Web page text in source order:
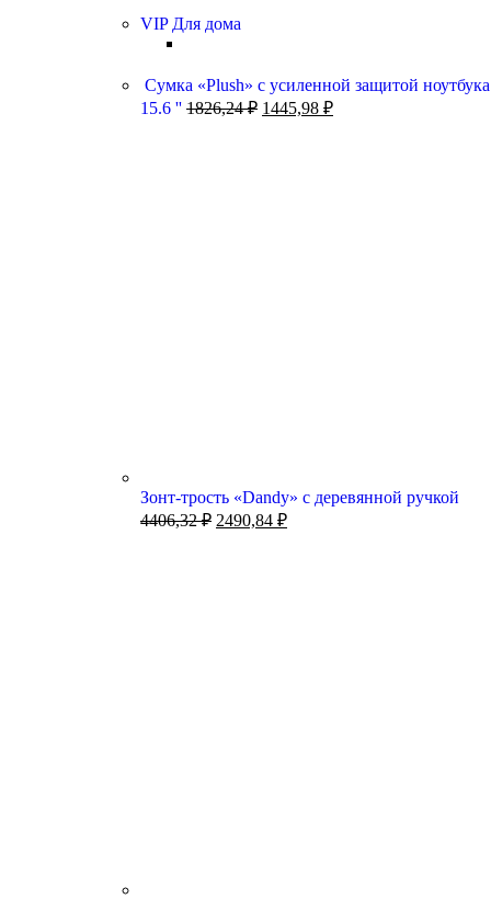
VIP Для дома
Сумка «Plush» c усиленной защитой ноутбука
15.6 '' 1826,24₽ 1445,98 ₽
Зонт-трость «Dandy» с деревянной ручкой
4406,32₽ 2490,84 ₽